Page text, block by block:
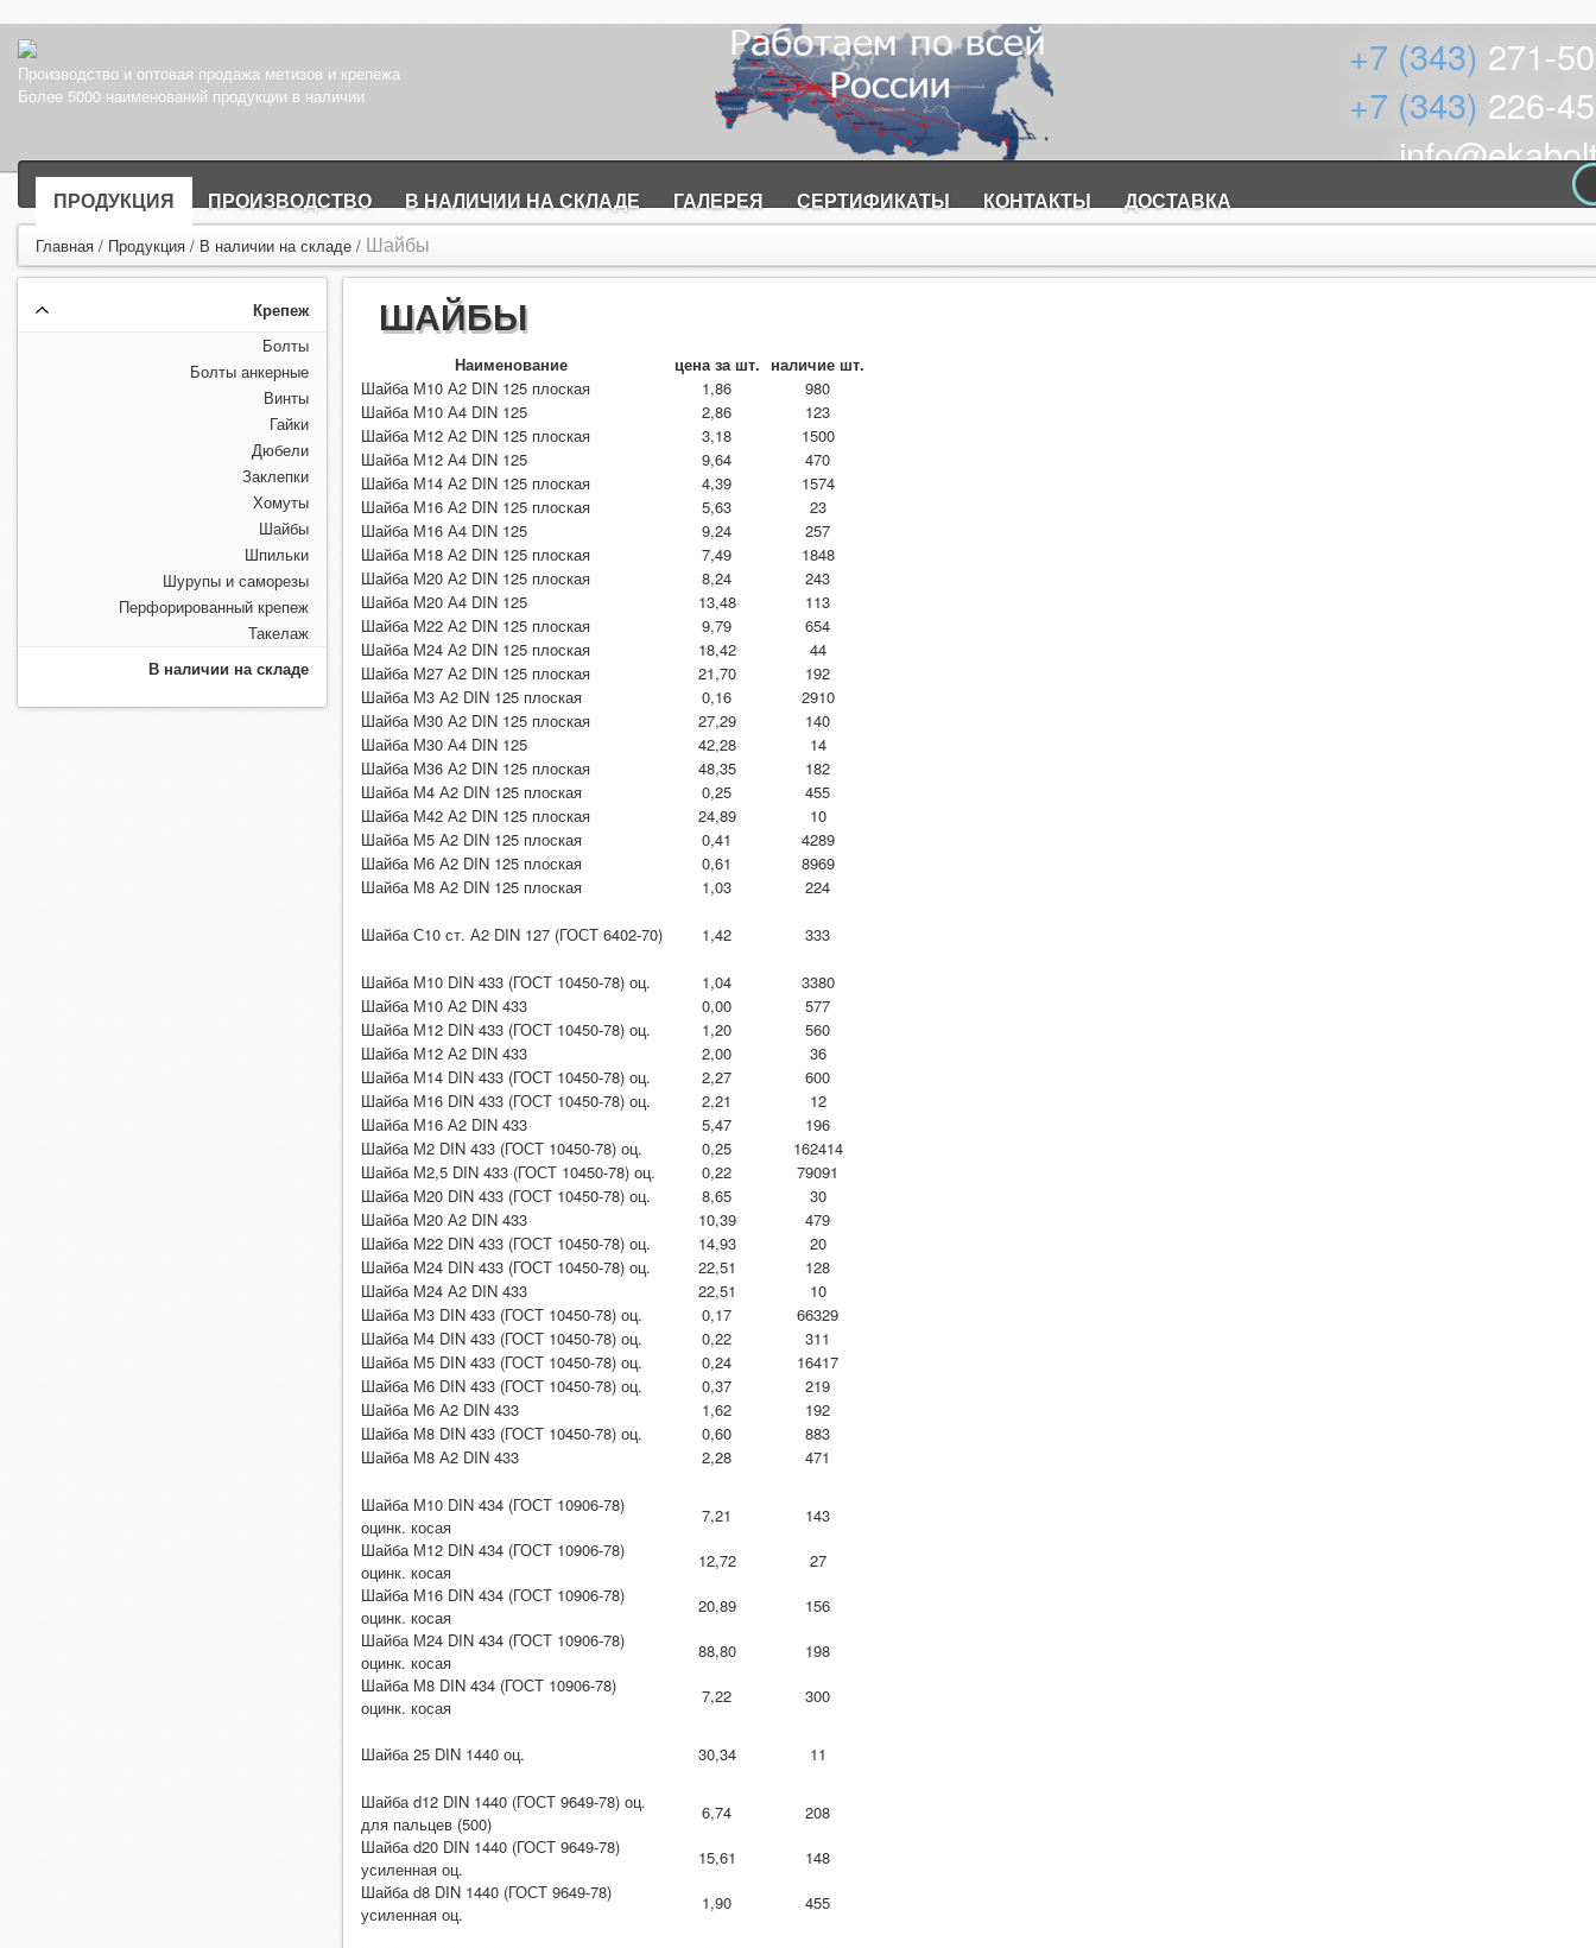
Производство и оптовая продажа метизов и крепежа
Более 5000 наименований продукции в наличии
+7 (343) 271-
+7 (343) 226-
ПРОДУКЦИЯ ПРОИЗВОДСТВО В НАЛИЧИИ НА СКЛАДЕ ГАЛЕРЕЯ СЕРТИФИКАТЫ КОНТАКТЫ ДОСТАВКА
Главная / Продукция / В наличии на складе / Шайбы
Крепеж
Болты
Болты анкерные
Винты
Гайки
Дюбели
Заклепки
Хомуты
Шайбы
Шпильки
Шурупы и саморезы
Перфорированный крепеж
Такелаж
В наличии на складе
ШАЙБЫ
Наименование цена за шт. наличие шт.
Шайба М10 А2 DIN 125 плоская
1,86
980
Шайба М10 А4 DIN 125
2,86
123
Шайба М12 А2 DIN 125 плоская
3,18
1500
Шайба М12 А4 DIN 125
9,64
470
Шайба М14 А2 DIN 125 плоская
4,39
1574
Шайба М16 А2 DIN 125 плоская
5,63
23
Шайба М16 А4 DIN 125
9,24
257
Шайба М18 А2 DIN 125 плоская
7,49
1848
Шайба М20 А2 DIN 125 плоская
8,24
243
Шайба М20 А4 DIN 125
13,48
113
Шайба М22 А2 DIN 125 плоская
9,79
654
Шайба М24 А2 DIN 125 плоская
18,42
44
Шайба М27 А2 DIN 125 плоская
21,70
192
Шайба М3 А2 DIN 125 плоская
0,16
2910
Шайба М30 А2 DIN 125 плоская
27,29
140
Шайба М30 А4 DIN 125
42,28
14
Шайба М36 А2 DIN 125 плоская
48,35
182
Шайба М4 А2 DIN 125 плоская
0,25
455
Шайба М42 А2 DIN 125 плоская
24,89
10
Шайба М5 А2 DIN 125 плоская
0,41
4289
Шайба М6 А2 DIN 125 плоская
0,61
8969
Шайба М8 А2 DIN 125 плоская
1,03 224
Шайба С10 ст. А2 DIN 127 (ГОСТ 6402-70) 1,42 333
Шайба М10 DIN 433 (ГОСТ 10450-78) оц. 1,04
3380
Шайба М10 А2 DIN 433
0,00
577
Шайба М12 DIN 433 (ГОСТ 10450-78) оц.
1,20
560
Шайба М12 А2 DIN 433
2,00
36
Шайба М14 DIN 433 (ГОСТ 10450-78) оц.
2,27
600
Шайба М16 DIN 433 (ГОСТ 10450-78) оц.
2,21
12
Шайба М16 А2 DIN 433
5,47
196
Шайба М2 DIN 433 (ГОСТ 10450-78) оц.
0,25
162414
Шайба М2,5 DIN 433 (ГОСТ 10450-78) оц.
0,22
79091
Шайба М20 DIN 433 (ГОСТ 10450-78) оц.
8,65
30
Шайба М20 А2 DIN 433
10,39
479
Шайба М22 DIN 433 (ГОСТ 10450-78) оц.
14,93
20
Шайба М24 DIN 433 (ГОСТ 10450-78) оц.
22,51
128
Шайба М24 А2 DIN 433
22,51
10
Шайба М3 DIN 433 (ГОСТ 10450-78) оц.
0,17
66329
Шайба М4 DIN 433 (ГОСТ 10450-78) оц.
0,22
311
Шайба М5 DIN 433 (ГОСТ 10450-78) оц.
0,24
16417
Шайба М6 DIN 433 (ГОСТ 10450-78) оц.
0,37
219
Шайба М6 А2 DIN 433
1,62
192
Шайба М8 DIN 433 (ГОСТ 10450-78) оц.
0,60
883
Шайба М8 А2 DIN 433
2,28 471
Шайба М10 DIN 434 (ГОСТ 10906-78)
оцинк. косая
7,21
143
Шайба М12 DIN 434 (ГОСТ 10906-78)
оцинк. косая
12,72
27
Шайба М16 DIN 434 (ГОСТ 10906-78)
оцинк. косая
20,89
156
Шайба М24 DIN 434 (ГОСТ 10906-78)
оцинк. косая
88,80
198
Шайба М8 DIN 434 (ГОСТ 10906-78)
оцинк. косая
7,22 300
Шайба 25 DIN 1440 оц. 30,34 11
Шайба d12 DIN 1440 (ГОСТ 9649-78) оц.
для пальцев (500)
6,74
208
Шайба d20 DIN 1440 (ГОСТ 9649-78)
усиленная оц.
15,61
148
Шайба d8 DIN 1440 (ГОСТ 9649-78)
усиленная оц.
1,90 455